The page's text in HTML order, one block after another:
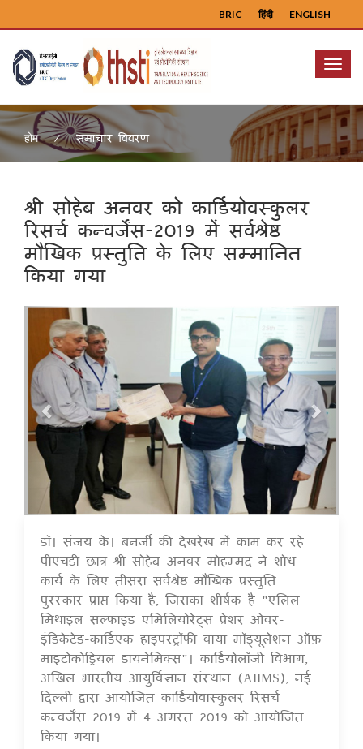
ENGLISH
हिंदी
BRIC
Menu
होम समाचार विवरण
श्री सोहेब अनवर को कार्डियोवस्कुलर
रिसर्च कन्वर्जेंस-2019 में सर्वश्रेष्ठ
मौखिक प्रस्तुति के लिए सम्मानित
किया गया
Previous Next
16 Jul 2020
डॉ। संजय के। बनर्जी की देखरेख में काम कर रहे
पीएचडी छात्र श्री सोहेब अनवर मोहम्मद ने शोध
कार्य के लिए तीसरा सर्वश्रेष्ठ मौखिक प्रस्तुति
पुरस्कार प्राप्त किया है, जिसका शीर्षक है "एलिल
मिथाइल सल्फाइड एमिलियोरेट्स प्रेशर ओवर-
इंडिकेटेड-कार्डिएक हाइपरट्रॉफी वाया मॉड्यूलेशन ऑफ़
माइटोकोंड्रियल डायनेमिक्स"। कार्डियोलॉजी विभाग,
अखिल भारतीय आयुर्विज्ञान संस्थान (AIIMS), नई
दिल्ली द्वारा आयोजित कार्डियोवास्कुलर रिसर्च
कन्वर्जेंस 2019 में 4 अगस्त 2019 को आयोजित
किया गया।